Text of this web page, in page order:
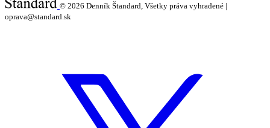
© 2026 Denník Štandard, Všetky práva vyhradené |
oprava@standard.sk